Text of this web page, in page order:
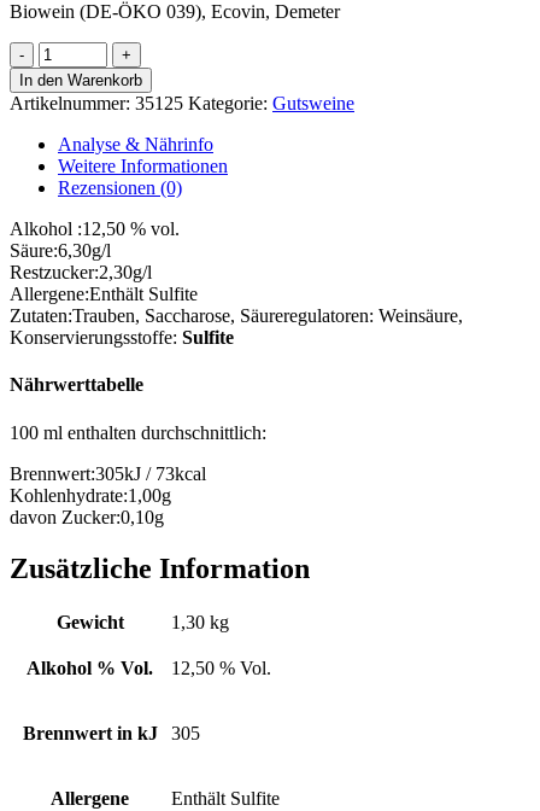
Biowein (DE-ÖKO 039), Ecovin, Demeter
2025
Weissburgunder
GUTSWEIN
Menge
In den Warenkorb
Artikelnummer: 35125 Kategorie: Gutsweine
Analyse & Nährinfo
Weitere Informationen
Rezensionen (0)
Alkohol :12,50 % vol.
Säure:6,30g/l
Restzucker:2,30g/l
Allergene:Enthält Sulfite
Zutaten:Trauben, Saccharose, Säureregulatoren: Weinsäure,
Konservierungsstoffe: Sulfite
Nährwerttabelle
100 ml enthalten durchschnittlich:
Brennwert:305kJ / 73kcal
Kohlenhydrate:1,00g
davon Zucker:0,10g
Zusätzliche Information
Gewicht 1,30 kg
Alkohol % Vol. 12,50 % Vol.
Brennwert in kJ 305
Allergene Enthält Sulfite